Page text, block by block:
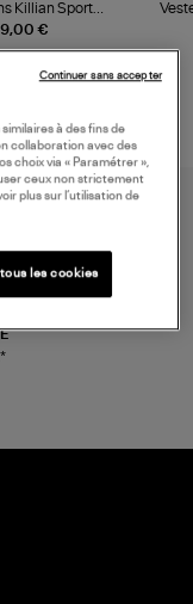
€
Killian Sport
à des fins de
collaboration avec des
choix via « Paramétrer »,
ceux non strictement
plus sur l’utilisation de
les cookies
Continuer sans accepter